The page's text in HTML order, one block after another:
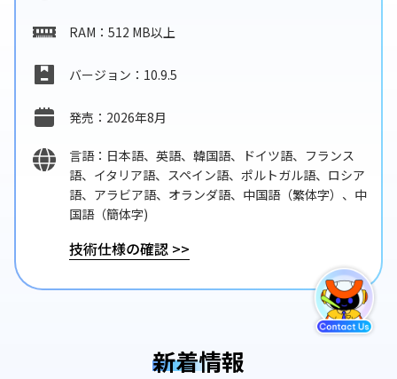
RAM：512 MB以上
バージョン：10.9.5
発売：2026年8月
言語：日本語、英語、韓国語、ドイツ語、フランス
語、イタリア語、スペイン語、ポルトガル語、ロシア
語、アラビア語、オランダ語、中国語（繁体字）、中
国語（簡体字)
技術仕様の確認 >>
新着情報